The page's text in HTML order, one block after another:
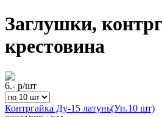
Заглушки,
крестовина
6.- р/шт
Контргайка Ду-15 латунь(Уп.10 шт)